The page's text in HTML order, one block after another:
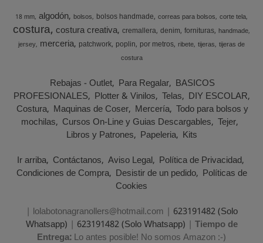
18 mm algodón bolsos bolsos handmade correas para bolsos corte tela
costura costura creativa cremallera denim fornituras handmade
jersey merceria patchwork poplin por metros ribete tijeras tijeras de
costura
Rebajas - Outlet Para Regalar BASICOS
PROFESIONALES Plotter & Vinilos Telas DIY ESCOLAR
Costura Maquinas de Coser Mercería Todo para bolsos y
mochilas Cursos On-Line y Guias Descargables Tejer
Libros y Patrones Papeleria Kits
Ir arriba Contáctanos Aviso Legal Política de Privacidad
Condiciones de Compra Desistir de un pedido Políticas de
Cookies
| lolabotonagranollers@hotmail.com | 623191482 (Solo
Whatsapp) | 623191482 (Solo Whatsapp) | Tiempo de
Entrega:Lo antes posible! No somos Amazon :-)